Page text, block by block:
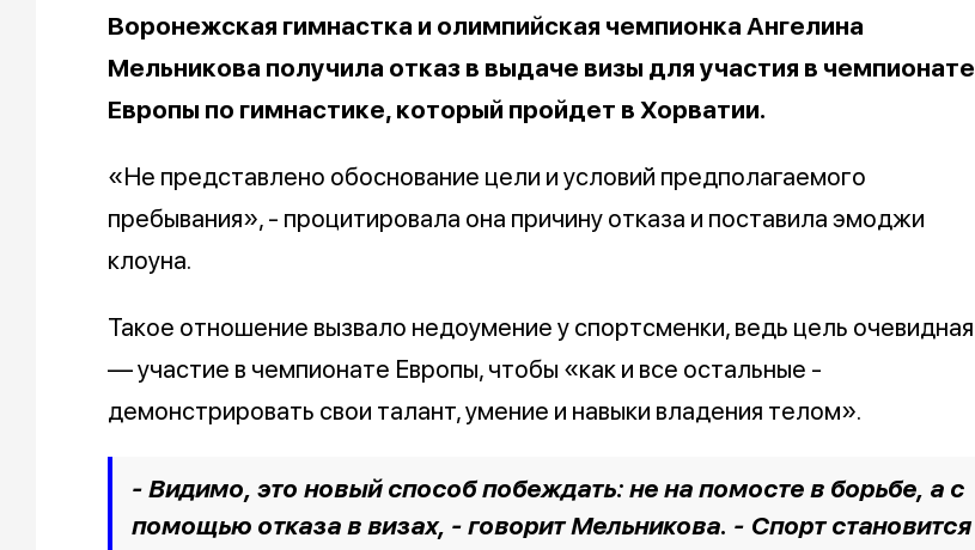
Воронежская гимнастка и олимпийская чемпионка Ангелина
Мельникова получила отказ в выдаче визы для участия в чемпионате
Европы по гимнастике, который пройдет в Хорватии.
«Не представлено обоснование цели и условий предполагаемого
пребывания», - процитировала она причину отказа и поставила эмоджи
клоуна.
Такое отношение вызвало недоумение у спортсменки, ведь цель очевидная
— участие в чемпионате Европы, чтобы «как и все остальные -
демонстрировать свои талант, умение и навыки владения телом».
- Видимо, это новый способ побеждать: не на помосте в борьбе, а с
помощью отказа в визах, - говорит Мельникова. - Спорт становится